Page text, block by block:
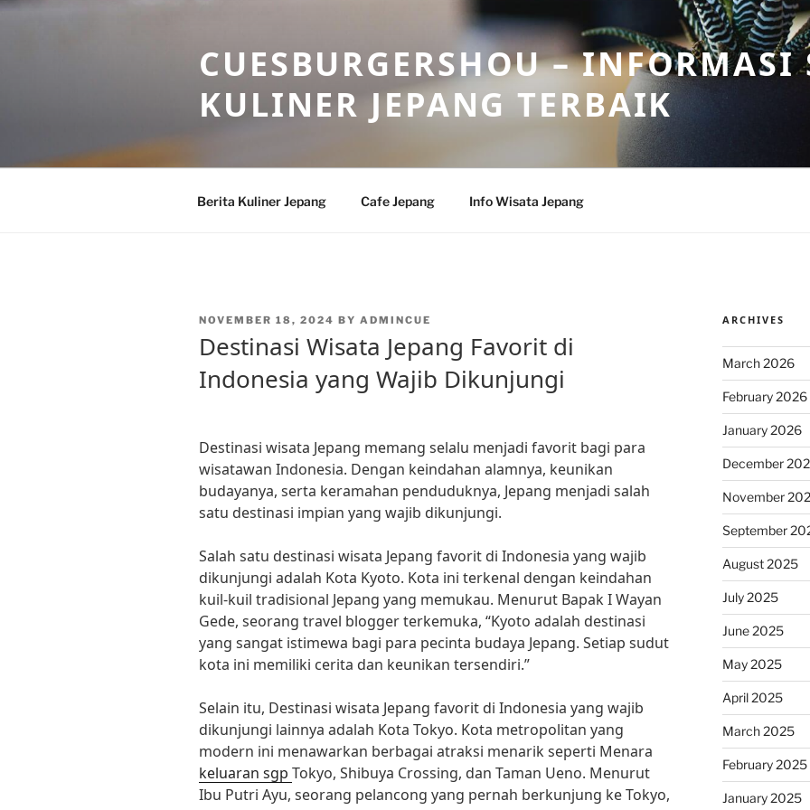
Skip
CUESBURGERSHOU – INFORMASI
KULINER JEPANG TERBAIK
Berita Kuliner Jepang Cafe Jepang Info Wisata Jepang
POSTED
NOVEMBER 18, 2024 BY ADMINCUE
Destinasi Wisata Jepang Favorit di
Indonesia yang Wajib Dikunjungi
Destinasi wisata Jepang memang selalu menjadi favorit bagi para
wisatawan Indonesia. Dengan keindahan alamnya, keunikan
budayanya, serta keramahan penduduknya, Jepang menjadi salah
satu destinasi impian yang wajib dikunjungi.
Salah satu destinasi wisata Jepang favorit di Indonesia yang wajib
dikunjungi adalah Kota Kyoto. Kota ini terkenal dengan keindahan
kuil-kuil tradisional Jepang yang memukau. Menurut Bapak I Wayan
Gede, seorang travel blogger terkemuka, “Kyoto adalah destinasi
yang sangat istimewa bagi para pecinta budaya Jepang. Setiap sudut
kota ini memiliki cerita dan keunikan tersendiri.”
Selain itu, Destinasi wisata Jepang favorit di Indonesia yang wajib
dikunjungi lainnya adalah Kota Tokyo. Kota metropolitan yang
modern ini menawarkan berbagai atraksi menarik seperti Menara
keluaran sgp Tokyo, Shibuya Crossing, dan Taman Ueno. Menurut
Ibu Putri Ayu, seorang pelancong yang pernah berkunjung ke Tokyo,
ARCHIVES
March 2026
February 2026
January 2026
December
November
September
August 2025
July 2025
June 2025
May 2025
April 2025
March 2025
February 2025
January 2025